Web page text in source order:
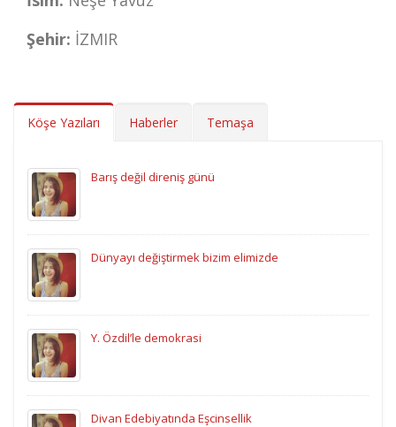
Şehir: İZMIR
Köşe Yazıları Haberler Temaşa
Barış değil direniş günü
Dünyayı değiştirmek bizim elimizde
Y. Özdil’le demokrasi
Divan Edebiyatında Eşcinsellik